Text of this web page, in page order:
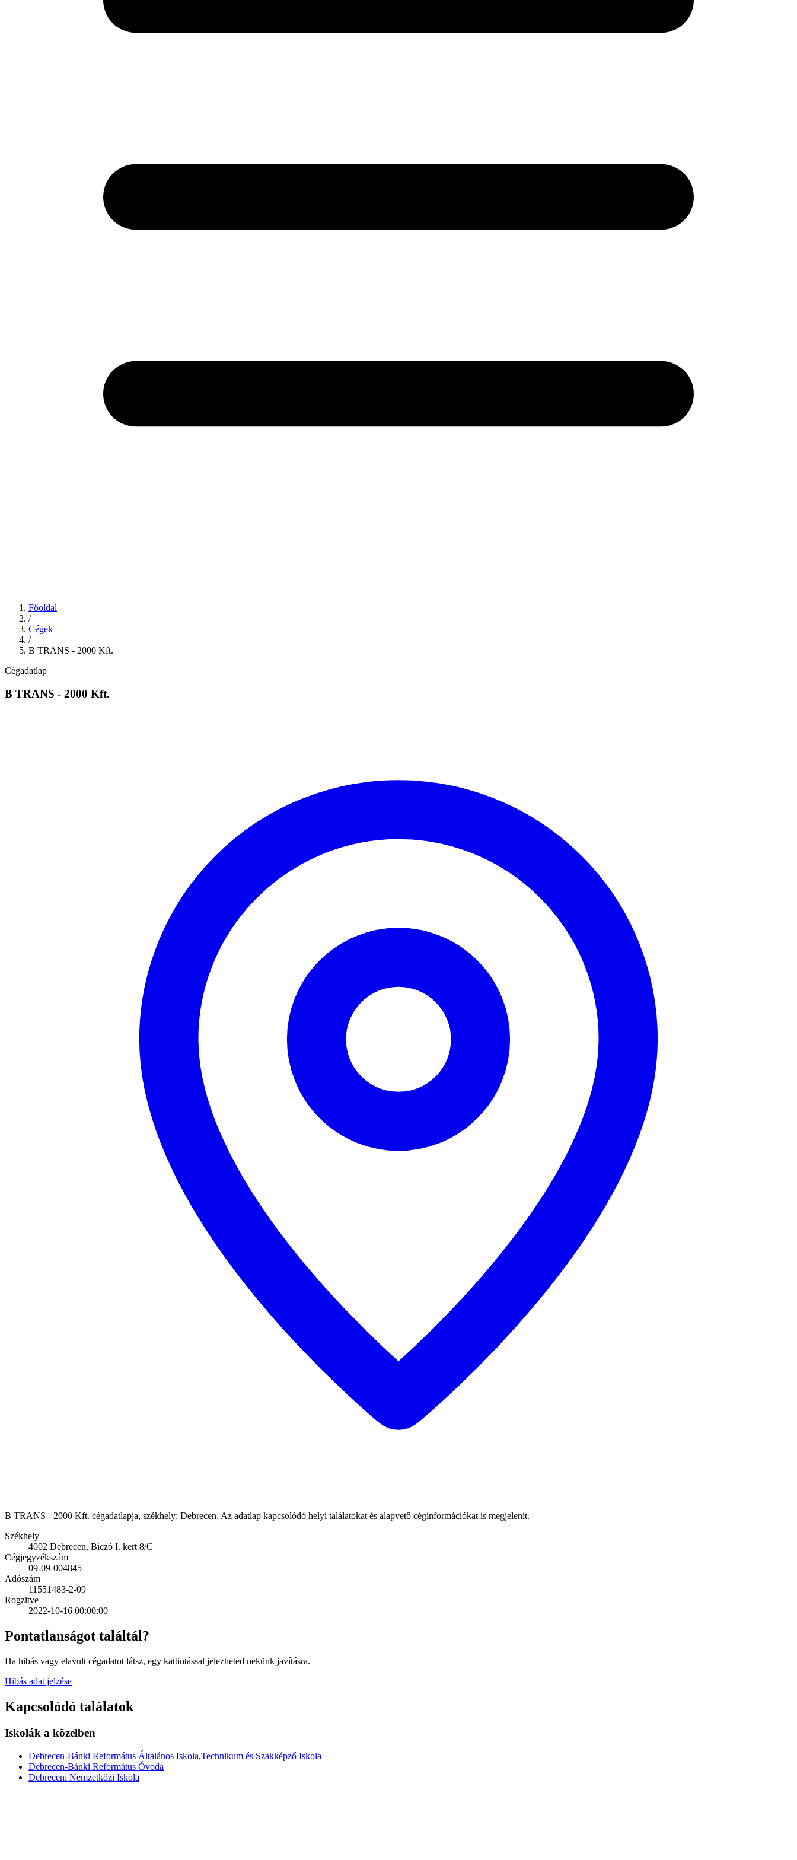
Főoldal
/
Cégek
/
B TRANS - 2000 Kft.
Cégadatlap
B TRANS - 2000 Kft.
B TRANS - 2000 Kft. cégadatlapja, székhely: Debrecen. Az adatlap kapcsolódó helyi találatokat és alapvető céginformációkat is megjelenít.
Székhely
4002 Debrecen, Biczó I. kert 8/C
Cégjegyzékszám
09-09-004845
Adószám
11551483-2-09
Rogzitve
2022-10-16 00:00:00
Pontatlanságot találtál?
Ha hibás vagy elavult cégadatot látsz, egy kattintással jelezheted nekünk javításra.
Hibás adat jelzése
Kapcsolódó találatok
Iskolák a közelben
Debrecen-Bánki Református Általános Iskola,Technikum és Szakképző Iskola
Debrecen-Bánki Református Óvoda
Debreceni Nemzetközi Iskola